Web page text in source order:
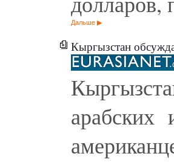
Дальше
Кыргызстан